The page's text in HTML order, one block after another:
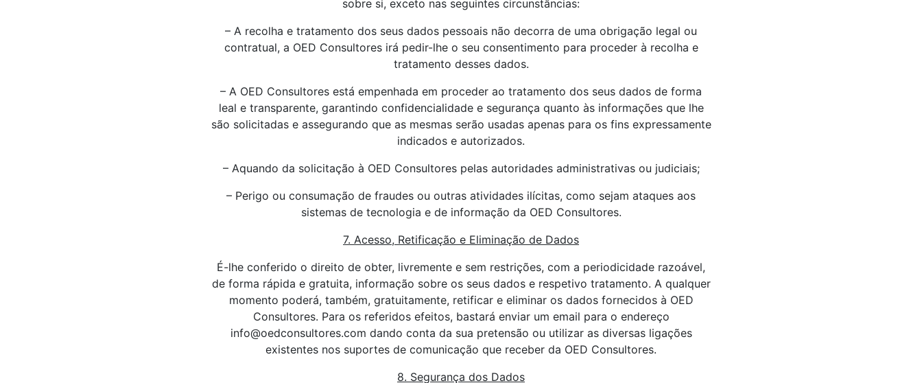
sobre si, exceto nas seguintes circunstâncias:
– A recolha e tratamento dos seus dados pessoais não decorra de uma obrigação legal ou
contratual, a OED Consultores irá pedir-lhe o seu consentimento para proceder à recolha e
tratamento desses dados.
– A OED Consultores está empenhada em proceder ao tratamento dos seus dados de forma
leal e transparente, garantindo confidencialidade e segurança quanto às informações que lhe
são solicitadas e assegurando que as mesmas serão usadas apenas para os fins expressamente
indicados e autorizados.
– Aquando da solicitação à OED Consultores pelas autoridades administrativas ou judiciais;
– Perigo ou consumação de fraudes ou outras atividades ilícitas, como sejam ataques aos
sistemas de tecnologia e de informação da OED Consultores.
7. Acesso, Retificação e Eliminação de Dados
É-lhe conferido o direito de obter, livremente e sem restrições, com a periodicidade razoável,
de forma rápida e gratuita, informação sobre os seus dados e respetivo tratamento. A qualquer
momento poderá, também, gratuitamente, retificar e eliminar os dados fornecidos à OED
Consultores. Para os referidos efeitos, bastará enviar um email para o endereço
info@oedconsultores.com dando conta da sua pretensão ou utilizar as diversas ligações
existentes nos suportes de comunicação que receber da OED Consultores.
8. Segurança dos Dados